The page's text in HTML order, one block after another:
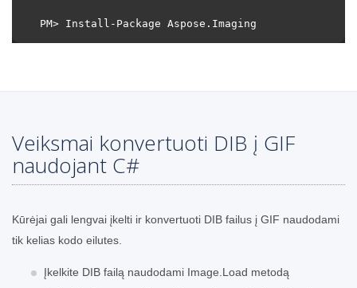
Veiksmai konvertuoti DIB į GIF
naudojant C#
Kūrėjai gali lengvai įkelti ir konvertuoti DIB failus į GIF naudodami
tik kelias kodo eilutes.
Įkelkite DIB failą naudodami Image.Load metodą